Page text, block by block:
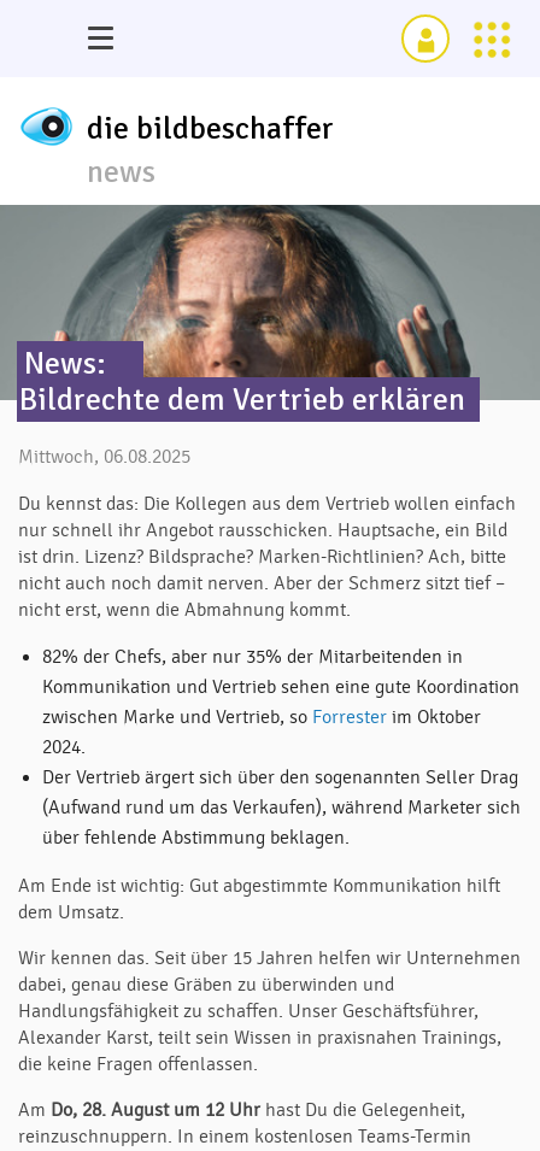
die bildbeschaffer
news
News:
Bildrechte dem Vertrieb erklären
Mittwoch, 06.08.2025
Du kennst das: Die Kollegen aus dem Vertrieb wollen einfach
nur schnell ihr Angebot rausschicken. Hauptsache, ein Bild
ist drin. Lizenz? Bildsprache? Marken-Richtlinien? Ach, bitte
nicht auch noch damit nerven. Aber der Schmerz sitzt tief –
nicht erst, wenn die Abmahnung kommt.
82% der Chefs, aber nur 35% der Mitarbeitenden in
Kommunikation und Vertrieb sehen eine gute Koordination
zwischen Marke und Vertrieb, so Forrester im Oktober
2024.
Der Vertrieb ärgert sich über den sogenannten Seller Drag
(Aufwand rund um das Verkaufen), während Marketer sich
über fehlende Abstimmung beklagen.
Am Ende ist wichtig: Gut abgestimmte Kommunikation hilft
dem Umsatz.
Wir kennen das. Seit über 15 Jahren helfen wir Unternehmen
dabei, genau diese Gräben zu überwinden und
Handlungsfähigkeit zu schaffen. Unser Geschäftsführer,
Alexander Karst, teilt sein Wissen in praxisnahen Trainings,
die keine Fragen offenlassen.
Am Do, 28. August um 12 Uhr hast Du die Gelegenheit,
reinzuschnuppern. In einem kostenlosen Teams-Termin